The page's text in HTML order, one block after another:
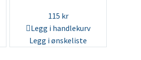
115 kr
Legg i handlekurv
Legg i ønskeliste